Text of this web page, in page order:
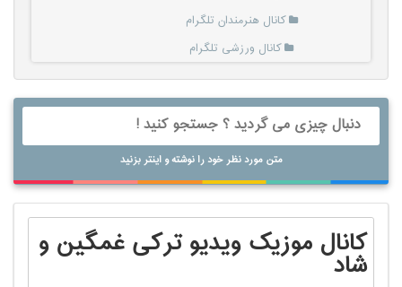
کانال هنرمندان تلگرام
کانال ورزشی تلگرام
متن مورد نظر خود را نوشته و اینتر بزنید
کانال موزیک ویدیو ترکی غمگین و
شاد